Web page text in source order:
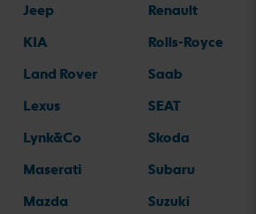
Jeep
KIA
Land Rover
Lexus
Lynk&Co
Maserati
Mazda
Renault
Rolls-Royce
Saab
SEAT
Skoda
Subaru
Suzuki